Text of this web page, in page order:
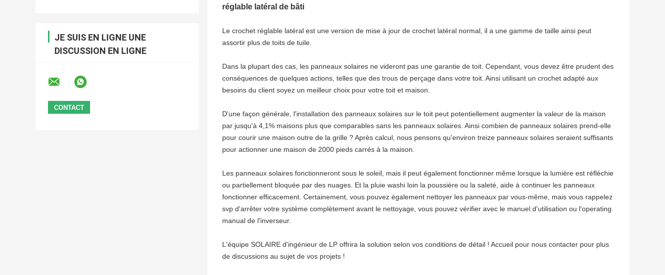
JE SUIS EN LIGNE UNE
DISCUSSION EN LIGNE
réglable latéral de bâti
Le crochet réglable latéral est une version de mise à jour de crochet latéral normal, il a une gamme de taille ainsi peut
assortir plus de toits de tuile.
Dans la plupart des cas, les panneaux solaires ne videront pas une garantie de toit. Cependant, vous devez être prudent des
conséquences de quelques actions, telles que des trous de perçage dans votre toit. Ainsi utilisant un crochet adapté aux
besoins du client soyez un meilleur choix pour votre toit et maison.
D'une façon générale, l'installation des panneaux solaires sur le toit peut potentiellement augmenter la valeur de la maison
par jusqu'à 4,1% maisons plus que comparables sans les panneaux solaires. Ainsi combien de panneaux solaires prend-elle
pour courir une maison outre de la grille ? Après calcul, nous pensons qu'environ treize panneaux solaires seraient suffisants
pour actionner une maison de 2000 pieds carrés à la maison.
Les panneaux solaires fonctionneront sous le soleil, mais il peut également fonctionner même lorsque la lumière est réfléchie
ou partiellement bloquée par des nuages. Et la pluie washi loin la poussière ou la saleté, aide à continuer les panneaux
fonctionner efficacement. Certainement, vous pouvez également nettoyer les panneaux par vous-même, mais vous rappelez
svp d'arrêter votre système complètement avant le nettoyage, vous pouvez vérifier avec le manuel d'utilisation ou l'operating
manual de l'inverseur.
L'équipe SOLAIRE d'ingénieur de LP offrira la solution selon vos conditions de détail ! Accueil pour nous contacter pour plus
de discussions au sujet de vos projets !